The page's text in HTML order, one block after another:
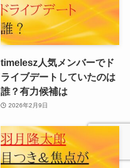
timelesz人気メンバーでド
ライブデートしていたのは
誰？有力候補は
2026年2月9日